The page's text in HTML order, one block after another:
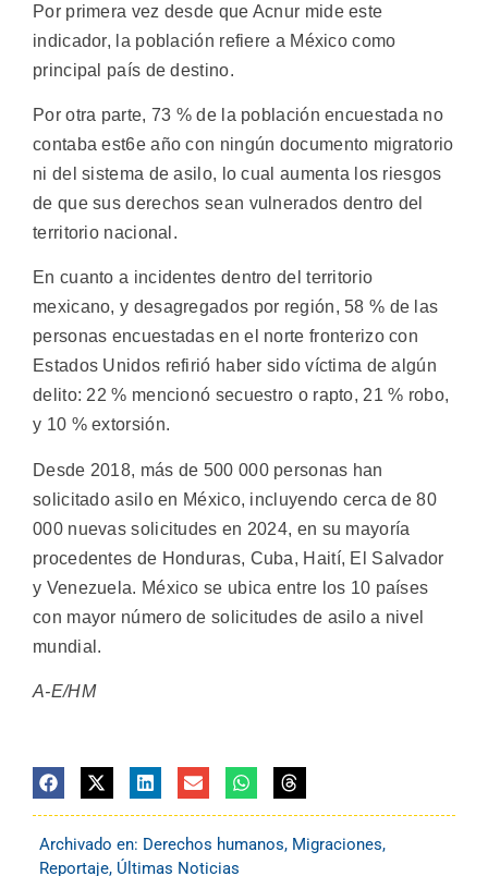
Por primera vez desde que Acnur mide este
indicador, la población refiere a México como
principal país de destino.
Por otra parte, 73 % de la población encuestada no
contaba est6e año con ningún documento migratorio
ni del sistema de asilo, lo cual aumenta los riesgos
de que sus derechos sean vulnerados dentro del
territorio nacional.
En cuanto a incidentes dentro del territorio
mexicano, y desagregados por región, 58 % de las
personas encuestadas en el norte fronterizo con
Estados Unidos refirió haber sido víctima de algún
delito: 22 % mencionó secuestro o rapto, 21 % robo,
y 10 % extorsión.
Desde 2018, más de 500 000 personas han
solicitado asilo en México, incluyendo cerca de 80
000 nuevas solicitudes en 2024, en su mayoría
procedentes de Honduras, Cuba, Haití, El Salvador
y Venezuela. México se ubica entre los 10 países
con mayor número de solicitudes de asilo a nivel
mundial.
A-E/HM
Archivado en: Derechos humanos, Migraciones,
Reportaje, Últimas Noticias